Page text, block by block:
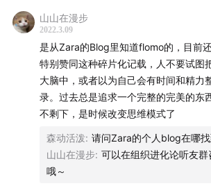
《如果你没有观点，你就不值得被关注》
飞阅会：基于飞书云文档的高效开会方
接查看www.feishu.cn
《倦怠社会》：作者韩炳哲（Byung-
生代思想家，先后在弗莱堡和慕尼黑学
于德国柏林艺术大学。他的主要研究领
理学、社会哲学、现象学、文化哲学、
产品如果能给用户提供的价值高于他们
会持续消费
通过故事理念去营销，你的营销需要帮
播、给他们提供素材
五、其他：
我们的内容为消费塑造意义，人们会为
去找那些你做起來比別人轻松/不厌烦的
的配色，确实让我在输入的时候心情轻
3.丰富的api，可以直接同步到notion（
等notion的api），方便后期整理和归纳
的notion模板中，嵌入了flomo同步过去
条件筛选，在不同信息库中对日常的想
便。
还有诸如每日回顾，以及新上线的标签
常方便。大家可以去注册用用看。
山山在漫步
2022.3.09
是从Zara的Blog里知道flomo的，目前
特别赞同这种碎片化记载，人不要试图
大脑中，或者以为自己会有时间和精力
录。过去总是追求一个完整的完美的东
不剩下，是时候改变思维模式了
森动活泼: 请问Zara的个人blog在哪找
山山在漫步: 可以在组织进化论听友
哦～